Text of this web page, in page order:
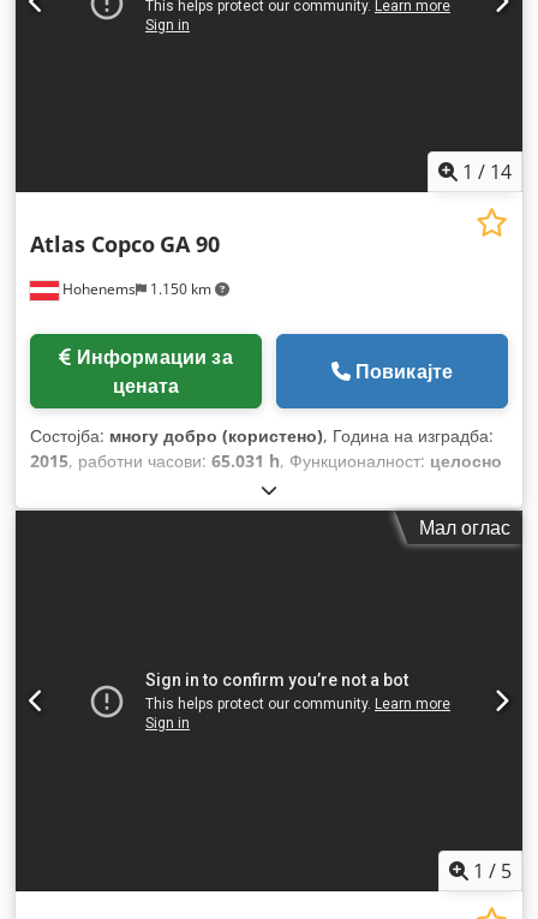
1 / 14
Hohenems 1.150 km
Atlas Copco GA 90
цената
Повикајте
Состојба: многу добро (користено), Година на изградба:
2015, работни часови: 65.031 h, Функционалност: целосно
Мал оглас
1 / 5